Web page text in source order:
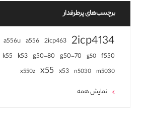
برچسب‌های پرطرفدار
2icp4134
2icp463
a556
a556u
f550
g50
g50-70
g50-80
k53
k55
m5030
n5030
x53
x55
x550z
نمایش همه